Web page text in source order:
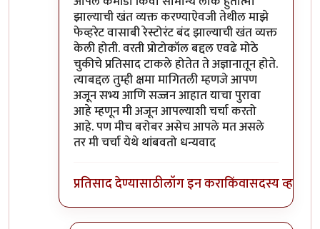
झाल्याची खंत व्यक्त करण्याऐवजी तेथील माझे
फेव्हरेट वासाबी रेस्टोरंट बंद झाल्याची खंत व्यक्त
केली होती. वरती प्रोटोकॉल बद्दल एवढे मोठे
चुकीचे प्रतिसाद टाकले होतेत ते अज्ञानातून होते.
त्याबद्दल तुम्ही क्षमा मागितली म्हणजे आपण
अजून सभ्य आणि सज्जन आहात याचा पुरावा
आहे म्हणून मी अजून आपल्याशी चर्चा करतो
आहे. पण मीच बरोबर असेच आपले मत असले
तर मी चर्चा येथे थांबवतो धन्यवाद
प्रतिसाद देण्यासाठीलॉग इन कराकिंवासदस्य व्हा